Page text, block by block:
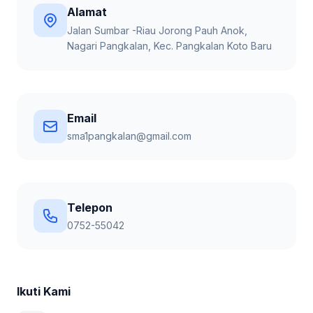
Alamat
Jalan Sumbar -Riau Jorong Pauh Anok,
Nagari Pangkalan, Kec. Pangkalan Koto Baru
Email
sma1pangkalan@gmail.com
Telepon
0752-55042
Ikuti Kami